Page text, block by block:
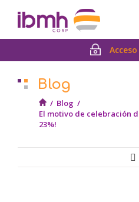
Blog
/ Blog /
El motivo de celebración
23%!